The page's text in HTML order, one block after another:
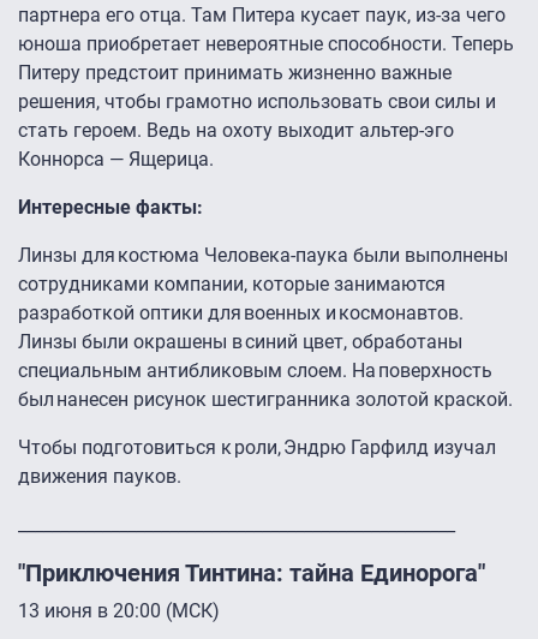
партнера его отца. Там Питера кусает паук, из-за чего
юноша приобретает невероятные способности. Теперь
Питеру предстоит принимать жизненно важные
решения, чтобы грамотно использовать свои силы и
стать героем. Ведь на охоту выходит альтер-эго
Коннорса — Ящерица.
Интересные факты:
Линзы для костюма Человека-паука были выполнены
сотрудниками компании, которые занимаются
разработкой оптики для военных и космонавтов.
Линзы были окрашены в синий цвет, обработаны
специальным антибликовым слоем. На поверхность
был нанесен рисунок шестигранника золотой краской.
Чтобы подготовиться к роли, Эндрю Гарфилд изучал
движения пауков.
"Приключения Тинтина: тайна Единорога"
13 июня в 20:00 (МСК)